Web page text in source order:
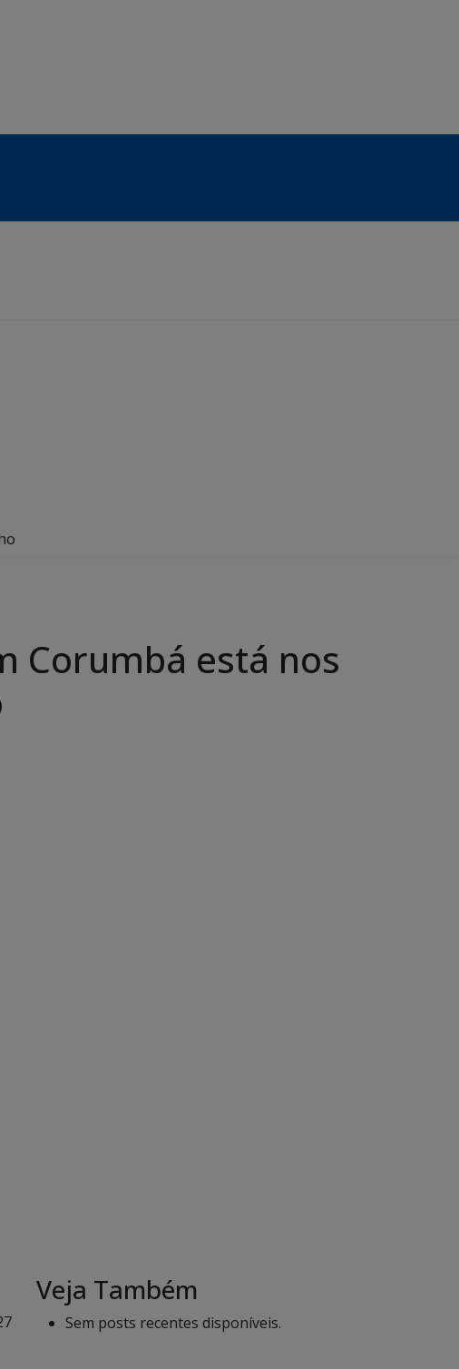
Corumbá está nos
Veja Também
Sem posts recentes disponíveis.